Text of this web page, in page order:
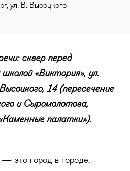
ул. В. Высоцкого
сквер перед
«Виктория», ул.
14 (пересечение
и Сыромолотова,
Каменные палатки»).
это город в городе,